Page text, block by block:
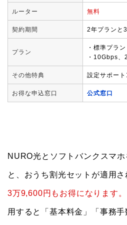
ルーター 無料
契約期間 2年プランと
プラン
・標準プラ
・10Gbps
その他特典 設定サポー
お得な申込窓口 公式窓口
NURO光とソフトバンクスマ
と、おうち割光セットが適用さ
3万9,600円もお得になります。
用すると「基本料金」「事務